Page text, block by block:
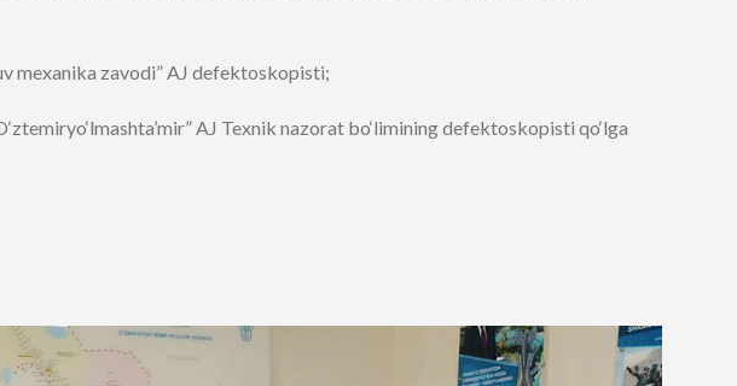
mexanika zavodi” AJ defektoskopisti;
AJ Texnik nazorat bo‘limining defektoskopisti qo‘lga